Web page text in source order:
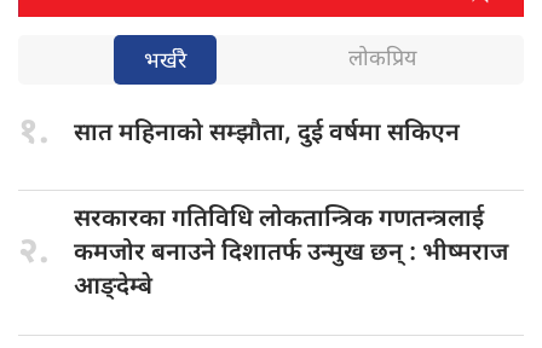
भर्खरै लोकप्रिय
१. सात महिनाकोसम्झौता, दुई वर्षमा सकिएन
२.
सरकारका गतिविधिलोकतान्त्रिक गणतन्त्रलाई
कमजोर बनाउने दिशातर्फ उन्मुख छन् : भीष्मराज
आङ्देम्बे